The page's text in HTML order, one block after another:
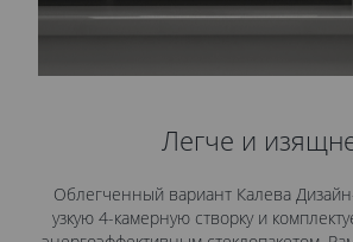
Легче и
Облегченный вариант Калева
узкую 4-камерную створку и